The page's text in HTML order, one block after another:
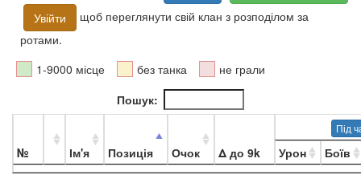
Увійти
щоб переглянути свій клан з розподілом за
ротами.
1-9000 місце
без танка
не грали
Пошук:
№ Ім'я Позиція Очок Δ до 9k
Під
Урон Боїв